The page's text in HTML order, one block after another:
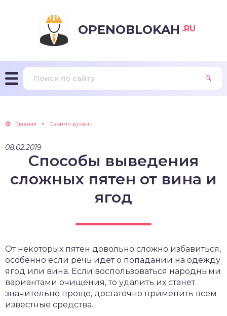
OPENOBLOKAH .RU
Главная Своими руками
08.02.2019
Способы выведения
сложных пятен от вина и
ягод
От некоторых пятен довольно сложно избавиться,
особенно если речь идет о попадании на одежду
ягод или вина. Если воспользоваться народными
вариантами очищения, то удалить их станет
значительно проще, достаточно применить всем
известные средства.